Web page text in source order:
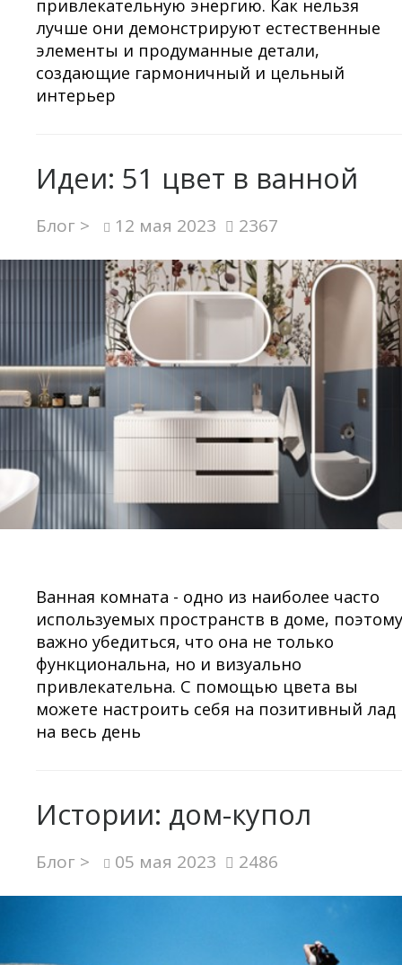
привлекательную энергию. Как нельзя
лучше они демонстрируют естественные
элементы и продуманные детали,
создающие гармоничный и цельный
интерьер
Идеи: 51 цвет в ванной
Блог > 12 мая 2023 2367
Ванная комната - одно из наиболее часто
используемых пространств в доме, поэтому
важно убедиться, что она не только
функциональна, но и визуально
привлекательна. С помощью цвета вы
можете настроить себя на позитивный лад
на весь день
Истории: дом-купол
Блог > 05 мая 2023 2486